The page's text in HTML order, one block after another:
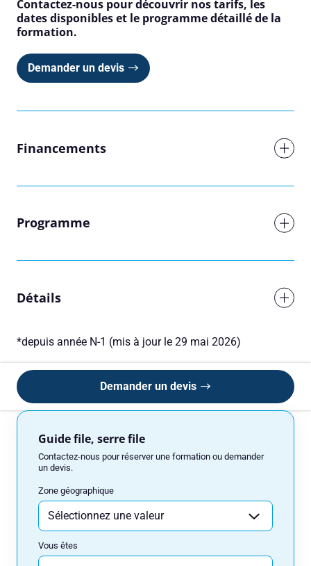
Contactez-nous pour découvrir nos tarifs, les
dates disponibles et le programme détaillé de la
formation.
Demander un devis
Financements
Programme
Détails
*depuis année N-1 (mis à jour le 29 mai 2026)
Demander un devis
Guide file, serre file
Contactez-nous pour réserver une formation ou demander
un devis.
Zone géographique
Vous êtes
Vous êtes
Prénom
Nom